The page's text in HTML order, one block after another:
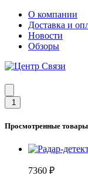
О компании
Доставка и
Новости
Обзоры
1
Просмотренные товары
7360 ₽